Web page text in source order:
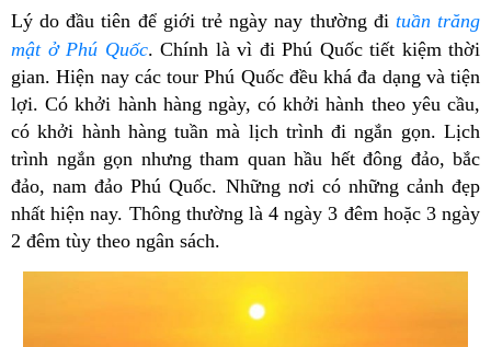
Lý do đầu tiên để giới trẻ ngày nay thường đi tuần trăng
mật ở Phú Quốc. Chính là vì đi Phú Quốc tiết kiệm thời
gian. Hiện nay các tour Phú Quốc đều khá đa dạng và tiện
lợi. Có khởi hành hàng ngày, có khởi hành theo yêu cầu,
có khởi hành hàng tuần mà lịch trình đi ngắn gọn. Lịch
trình ngắn gọn nhưng tham quan hầu hết đông đảo, bắc
đảo, nam đảo Phú Quốc. Những nơi có những cảnh đẹp
nhất hiện nay. Thông thường là 4 ngày 3 đêm hoặc 3 ngày
2 đêm tùy theo ngân sách.